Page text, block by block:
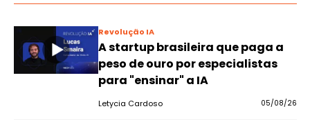
Revolução IA
A startup brasileira que paga a
peso de ouro por especialistas
para "ensinar" a IA
Letycia Cardoso 05/08/26